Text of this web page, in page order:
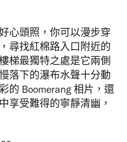
心頭照，你可以漫步穿
尋找紅棉路入口附近的
梯最獨特之處是它兩側
落下的瀑布水聲十分動
的 Boomerang 相片，還
享受難得的寧靜清幽，